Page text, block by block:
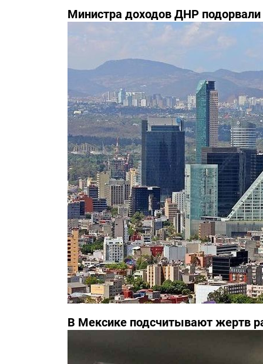
Министра доходов ДНР
В Мексике подсчитывают жертв